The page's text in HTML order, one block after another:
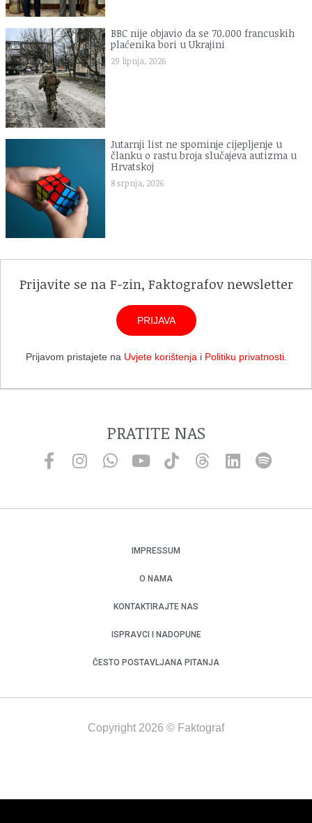
BBC nije objavio da se 70.000 francuskih
plaćenika bori u Ukrajini
29 lipnja, 2026
Jutarnji list ne spominje cijepljenje u
članku o rastu broja slučajeva autizma u
Hrvatskoj
8 srpnja, 2026
Prijavite se na F-zin, Faktografov newsletter
PRIJAVA
Prijavom pristajete na Uvjete korištenjai Politiku privatnosti.
PRATITE NAS
IMPRESSUM
O NAMA
KONTAKTIRAJTE NAS
ISPRAVCI I NADOPUNE
ČESTO POSTAVLJANA PITANJA
Copyright 2026 © Faktograf